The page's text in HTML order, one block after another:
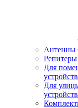
Антенны
Для
Для